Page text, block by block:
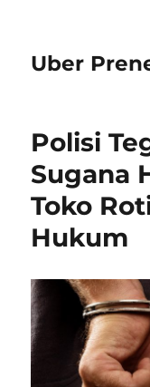
Uber
Polisi
Sugana
Toko
Hukum​